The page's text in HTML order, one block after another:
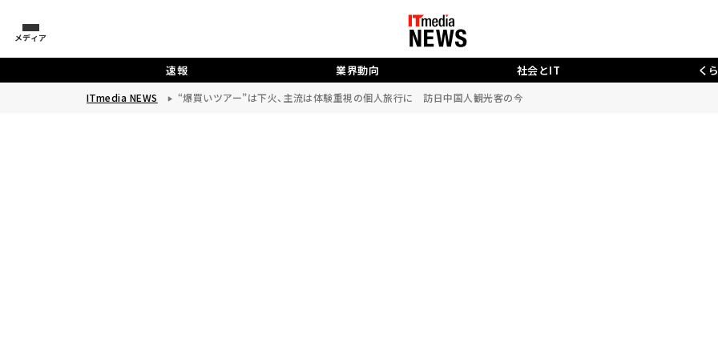
メディア
速報 業界動向 社会とIT く
ITmedia NEWS “爆買いツアー”は下火、主流は体験重視の個人旅行に 訪日中国人観光客の今